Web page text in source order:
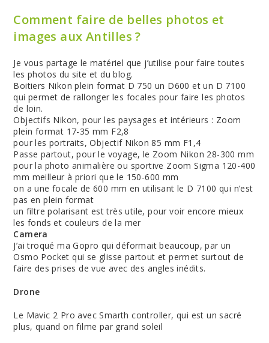
Comment faire de belles photos et
images aux Antilles ?
Je vous partage le matériel que j’utilise pour faire toutes
les photos du site et du blog.
Boitiers Nikon plein format D 750 un D600 et un D 7100
qui permet de rallonger les focales pour faire les photos
de loin.
Objectifs Nikon, pour les paysages et intérieurs : Zoom
plein format 17-35 mm F2,8
pour les portraits, Objectif Nikon 85 mm F1,4
Passe partout, pour le voyage, le Zoom Nikon 28-300 mm
pour la photo animalière ou sportive Zoom Sigma 120-400
mm meilleur à priori que le 150-600 mm
on a une focale de 600 mm en utilisant le D 7100 qui n’est
pas en plein format
un filtre polarisant est très utile, pour voir encore mieux
les fonds et couleurs de la mer
Camera
J’ai troqué ma Gopro qui déformait beaucoup, par un
Osmo Pocket qui se glisse partout et permet surtout de
faire des prises de vue avec des angles inédits.
Drone
Le Mavic 2 Pro avec Smarth controller, qui est un sacré
plus, quand on filme par grand soleil